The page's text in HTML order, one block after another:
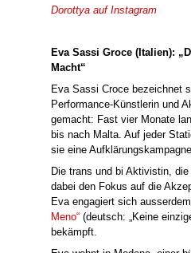
Dorottya auf Instagram
Eva Sassi Groce (Italien):
Macht“
Eva Sassi Croce bezeichnet
Performance-Künstlerin und
gemacht: Fast vier Monate
bis nach Malta. Auf jeder
sie eine
Die trans und bi Aktivistin,
dabei den Fokus auf die
Eva engagiert sich
Meno“ (deutsch: „Keine
bekämpft.